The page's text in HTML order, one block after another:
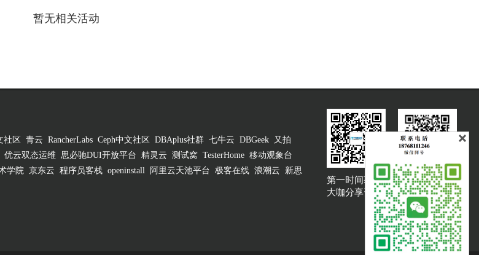
暂无相关活动
社区 青云 RancherLabs Ceph中文社区 DBAplus社群 七牛云 DBGeek
又拍
优云双态运维 思必驰DUI开放平台 精灵云 测试窝 TesterHome 移动观象台
学院 京东云 程序员客栈 openinstall 阿里云天池平台 极客在线 浪潮云
新思
第一时间获取
大咖分享资讯
大咖说吐槽客服